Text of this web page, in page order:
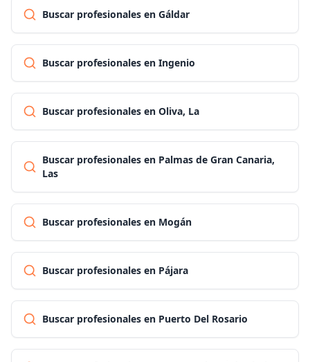
Buscar profesionales en Gáldar
Buscar profesionales en Ingenio
Buscar profesionales en Oliva, La
Buscar profesionales en Palmas de Gran Canaria,
Las
Buscar profesionales en Mogán
Buscar profesionales en Pájara
Buscar profesionales en Puerto Del Rosario